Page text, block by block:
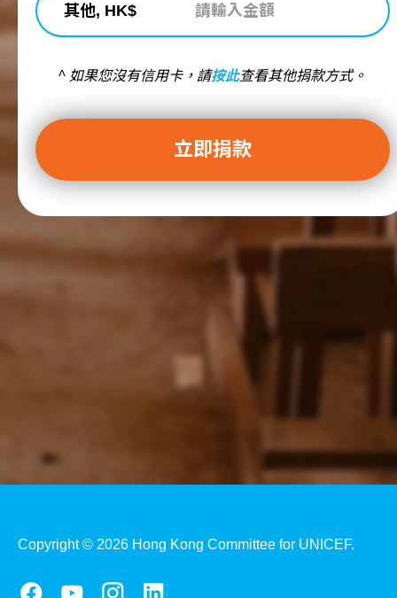
其他, HK$
^ 如果您沒有信用卡，請按此查看其他捐款方式。
立即捐款
Copyright © 2026 Hong Kong Committee for UNICEF.